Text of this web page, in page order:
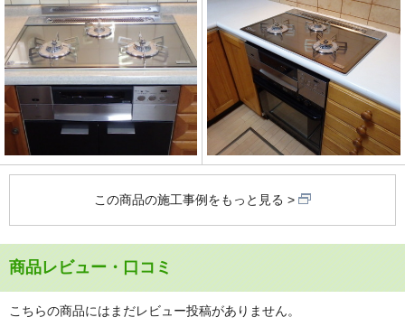
この商品の施工事例をもっと見る
商品レビュー・口コミ
こちらの商品にはまだレビュー投稿がありません。